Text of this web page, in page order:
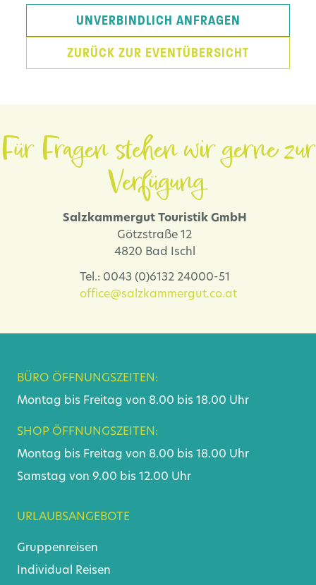
UNVERBINDLICH ANFRAGEN
ZURÜCK ZUR EVENTÜBERSICHT
Für Fragen stehen wir gerne zur
Verfügung.
Salzkammergut Touristik GmbH
Götzstraße 12
4820 Bad Ischl
Tel.: 0043 (0)6132 24000-51
office@salzkammergut.co.at
BÜRO ÖFFNUNGSZEITEN:
Montag bis Freitag von 8.00 bis 18.00 Uhr
SHOP ÖFFNUNGSZEITEN:
Montag bis Freitag von 8.00 bis 18.00 Uhr
Samstag von 9.00 bis 12.00 Uhr
URLAUBSANGEBOTE
Gruppenreisen
Individual Reisen